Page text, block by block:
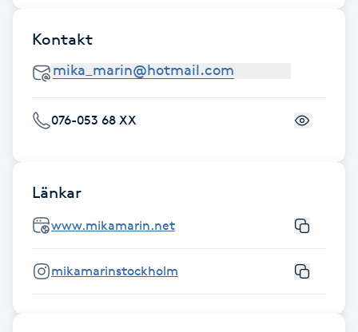
Gravidmassage
Hatha Yoga
Kontakt
076-053 68 XX
Länkar
www.mikamarin.net
mikamarinstockholm